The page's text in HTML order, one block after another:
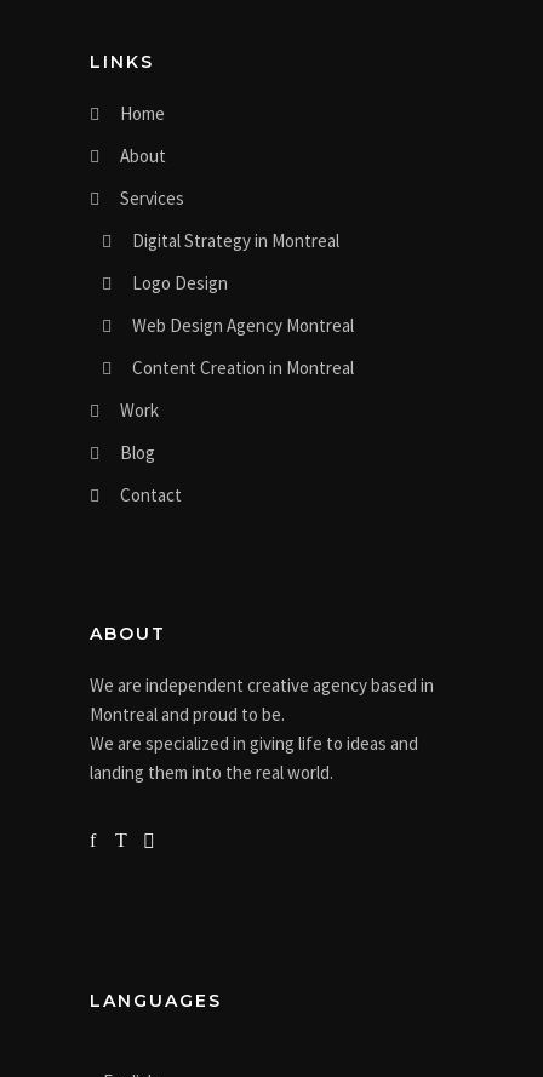
LINKS
Home
About
Services
Digital Strategy in Montreal
Logo Design
Web Design Agency Montreal
Content Creation in Montreal
Work
Blog
Contact
ABOUT
We are independent creative agency based in
Montreal and proud to be.
We are specialized in giving life to ideas and
landing them into the real world.
LANGUAGES